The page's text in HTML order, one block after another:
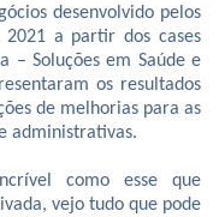
desenvolvido pelos
2021 a partir dos cases
– Soluções em Saúde e
os resultados
de melhorias para as
administrativas.
como esse que
vejo tudo que pode